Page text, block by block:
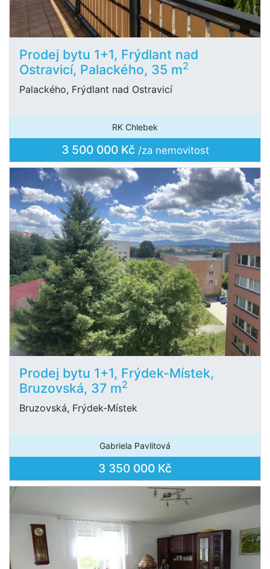
Prodej bytu 1+1, Frýdlant nad
Ostravicí, Palackého, 35 m2
Palackého, Frýdlant nad Ostravicí
RK Chlebek
3 500 000 Kč /za nemovitost
Prodej bytu 1+1, Frýdek-Místek,
Bruzovská, 37 m2
Bruzovská, Frýdek-Místek
Gabriela Pavlitová
3 350 000 Kč